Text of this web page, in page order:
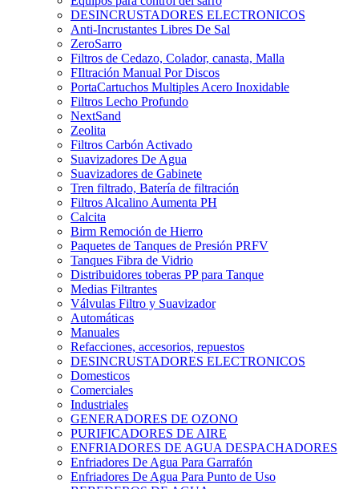
DESINCRUSTADORES ELECTRONICOS
Anti-Incrustantes Libres De Sal
ZeroSarro
Filtros de Cedazo, Colador, canasta, Malla
FIltración Manual Por Discos
PortaCartuchos Multiples Acero Inoxidable
Filtros Lecho Profundo
NextSand
Zeolita
Filtros Carbón Activado
Suavizadores De Agua
Suavizadores de Gabinete
Tren filtrado, Batería de filtración
Filtros Alcalino Aumenta PH
Calcita
Birm Remoción de Hierro
Paquetes de Tanques de Presión PRFV
Tanques Fibra de Vidrio
Distribuidores toberas PP para Tanque
Medias Filtrantes
Válvulas Filtro y Suavizador
Automáticas
Manuales
Refacciones, accesorios, repuestos
DESINCRUSTADORES ELECTRONICOS
Domesticos
Comerciales
Industriales
GENERADORES DE OZONO
PURIFICADORES DE AIRE
ENFRIADORES DE AGUA DESPACHADORES
Enfriadores De Agua Para Garrafón
Enfriadores De Agua Para Punto de Uso